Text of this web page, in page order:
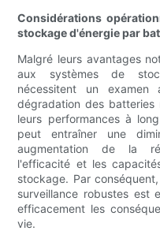
Considérations
stockage d'énergie par
Malgré leurs avantages
aux systèmes de
nécessitent un examen
dégradation des batteries
leurs performances à
peut entraîner une
augmentation de la
l'efficacité et les
stockage. Par
surveillance robustes est
efficacement les
vie.